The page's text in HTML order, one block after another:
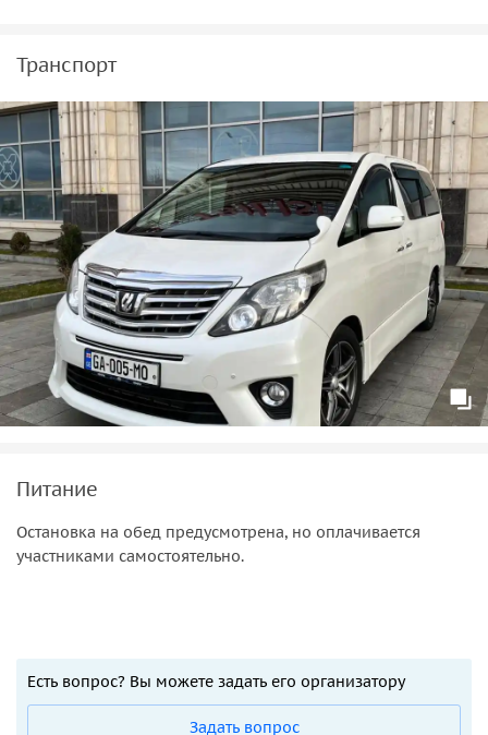
Транспорт
Питание
Остановка на обед предусмотрена, но оплачивается
участниками самостоятельно.
Есть вопрос? Вы можете задать его организатору
Задать вопрос